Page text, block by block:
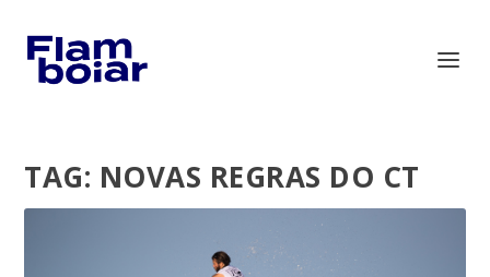
TAG: NOVAS REGRAS DO CT